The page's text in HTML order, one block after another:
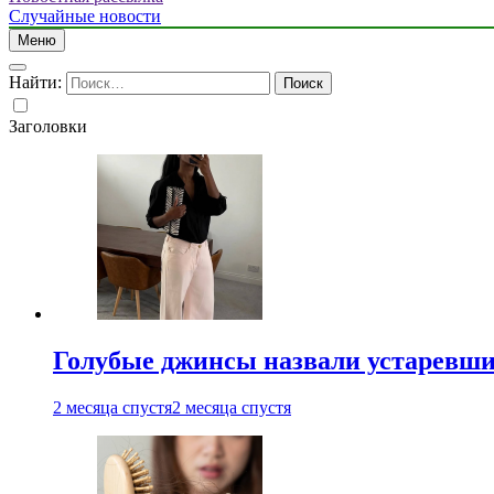
Случайные новости
Меню
Найти:
Заголовки
Голубые джинсы назвали
2 месяца спустя2 месяца спустя